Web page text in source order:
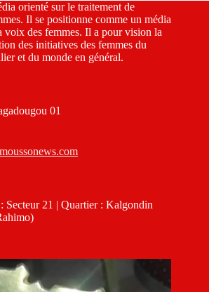
orienté sur le traitement de
Il se positionne comme un média
des femmes. Il a pour vision la
des initiatives des femmes du
et du monde en général.
01
Secteur 21 | Quartier : Kalgondin